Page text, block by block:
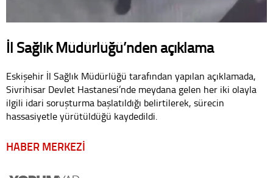
İl Sağlık Müdürlüğü’nden açıklama
Eskişehir İl Sağlık Müdürlüğü tarafından yapılan açıklamada,
Sivrihisar Devlet Hastanesi’nde meydana gelen her iki olayla
ilgili idari soruşturma başlatıldığı belirtilerek, sürecin
hassasiyetle yürütüldüğü kaydedildi.
HABER MERKEZİ